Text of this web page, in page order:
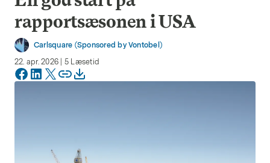
rapportsæsonen i USA
Carlsquare (Sponsored by Vontobel)
22. apr. 2026
5 Læsetid